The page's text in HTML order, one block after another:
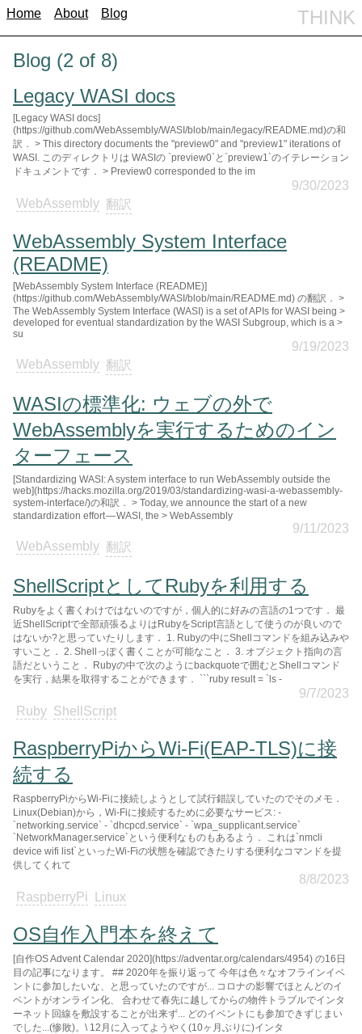
THINK
Home About Blog
Blog (2 of 8)
Legacy WASI docs
[Legacy WASI docs]
(https://github.com/WebAssembly/WASI/blob/main/legacy/README.md)の和
訳． > This directory documents the "preview0" and "preview1" iterations of
WASI. このディレクトリは WASIの `preview0`と`preview1`のイテレーション
ドキュメントです． > Preview0 corresponded to the im
9/30/2023
WebAssembly 翻訳
WebAssembly System Interface
(README)
[WebAssembly System Interface (README)]
(https://github.com/WebAssembly/WASI/blob/main/README.md) の翻訳． >
The WebAssembly System Interface (WASI) is a set of APIs for WASI being >
developed for eventual standardization by the WASI Subgroup, which is a >
su
9/19/2023
WebAssembly 翻訳
WASIの標準化: ウェブの外で
WebAssemblyを実行するためのイン
ターフェース
[Standardizing WASI: A system interface to run WebAssembly outside the
web](https://hacks.mozilla.org/2019/03/standardizing-wasi-a-webassembly-
system-interface/)の和訳． > Today, we announce the start of a new
standardization effort — WASI, the > WebAssembly
9/11/2023
WebAssembly 翻訳
ShellScriptとしてRubyを利用する
Rubyをよく書くわけではないのですが，個人的に好みの言語の1つです． 最
近ShellScriptで全部頑張るよりはRubyをScript言語として使うのが良いので
はないか?と思っていたりします． 1. Rubyの中にShellコマンドを組み込みや
すいこと． 2. Shellっぽく書くことが可能なこと． 3. オブジェクト指向の言
語だということ． Rubyの中で次のようにbackquoteで囲むとShellコマンド
を実行，結果を取得することができます． ```ruby result = `ls -
9/7/2023
Ruby ShellScript
RaspberryPiからWi-Fi(EAP-TLS)に接
続する
RaspberryPiからWi-Fiに接続しようとして試行錯誤していたのでそのメモ．
Linux(Debian)から，Wi-Fiに接続するために必要なサービス: -
`networking.service` - `dhcpcd.service` - `wpa_supplicant.service`
`NetworkManager.service`という便利なものもあるよう． これは`nmcli
device wifi list`といったWi-Fiの状態を確認できたりする便利なコマンドを提
供してくれて
8/8/2023
RaspberryPi
Linux
OS自作入門本を終えて
[自作OS Advent Calendar 2020](https://adventar.org/calendars/4954) の16日
目の記事になります。 ## 2020年を振り返って 今年は色々なオフラインイベ
ントに参加したいな、と思っていたのですが... コロナの影響でほとんどのイ
ベントがオンライン化、 合わせて春先に越してからの物件トラブルでインタ
ーネット回線を敷設することが出来ず... どのイベントにも参加できずじまい
でした...(惨敗)。\ 12月に入ってようやく(10ヶ月ぶりに)インタ